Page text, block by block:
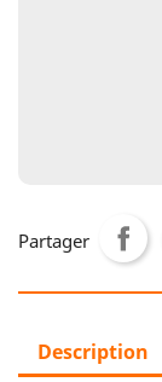
Partager
Description